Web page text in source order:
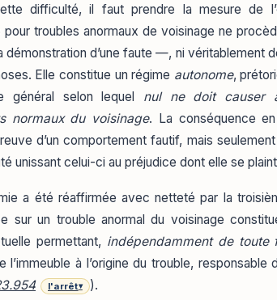
difficulté, il faut prendre la mesure de
pour troubles anormaux de voisinage ne
démonstration d’une faute —, ni véritablement
Elle constitue un régime autonome,
général selon lequel nul ne doit causer
normaux du voisinage. La conséquence
d’un comportement fautif, mais
unissant celui-ci au préjudice dont elle se
a été réaffirmée avec netteté par la
sur un trouble anormal du voisinage
permettant, indépendamment de toute
l’immeuble à l’origine du trouble, responsable
l'arrêt▾ ).